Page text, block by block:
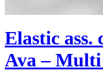
Elastic ass.
Ava – Multi